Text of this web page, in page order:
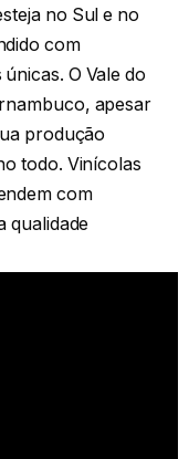
no Sul e no
com
O Vale do
apesar
produção
todo. Vinícolas
com
qualidade